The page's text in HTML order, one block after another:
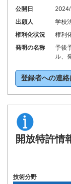
公開日
出願人
学校
権利化状況
権利
発明の名称
予後
ル、
登録者への連絡
開放特許情
技術分野